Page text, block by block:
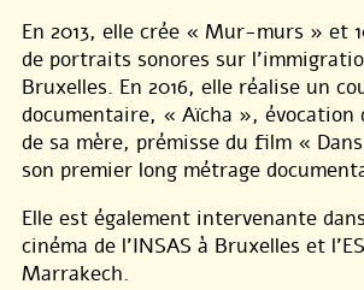
En 2013, elle crée « Mur-murs » et
de portraits sonores sur
Bruxelles. En 2016, elle réalise un
documentaire, « Aïcha », évocation
de sa mère, prémisse du film «
son premier long métrage
Elle est également intervenante
cinéma de l’INSAS à Bruxelles et
Marrakech.